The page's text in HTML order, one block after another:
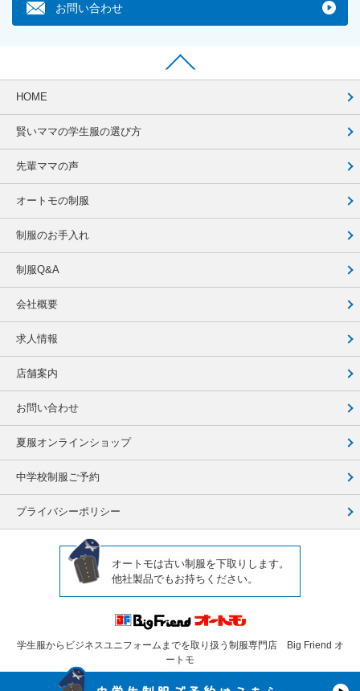
お問い合わせ
HOME
賢いママの学生服の選び方
先輩ママの声
オートモの制服
制服のお手入れ
制服Q&A
会社概要
求人情報
店舗案内
お問い合わせ
夏服オンラインショップ
中学校制服ご予約
プライバシーポリシー
オートモは古い制服を下取りします。
他社製品でもお持ちください。
学生服からビジネスユニフォームまでを取り扱う制服専門店 Big Friend オ
ートモ